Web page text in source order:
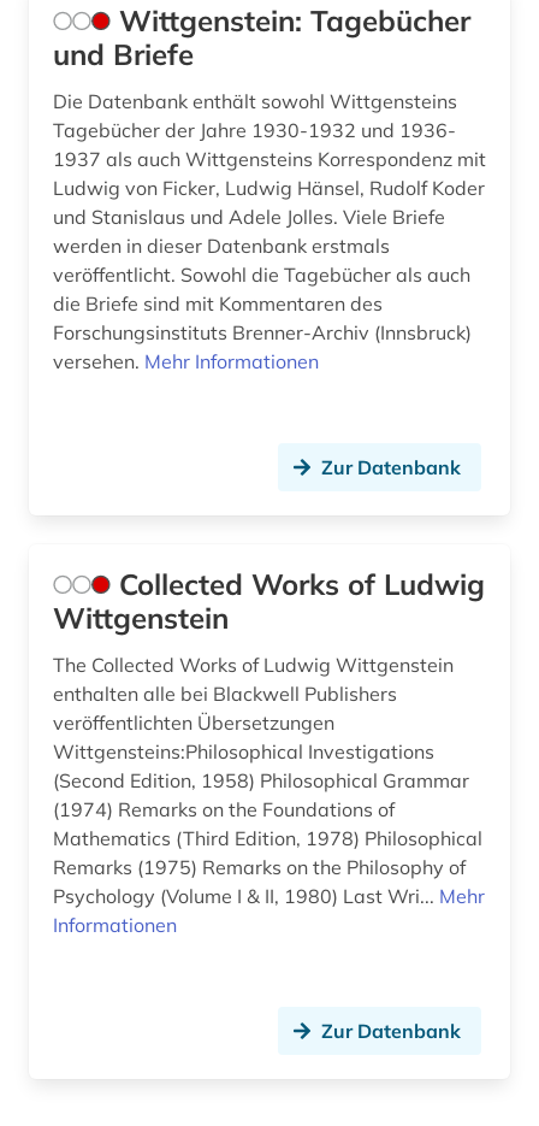
Wittgenstein: Tagebücher
und Briefe
Die Datenbank enthält sowohl Wittgensteins
Tagebücher der Jahre 1930-1932 und 1936-
1937 als auch Wittgensteins Korrespondenz mit
Ludwig von Ficker, Ludwig Hänsel, Rudolf Koder
und Stanislaus und Adele Jolles. Viele Briefe
werden in dieser Datenbank erstmals
veröffentlicht. Sowohl die Tagebücher als auch
die Briefe sind mit Kommentaren des
Forschungsinstituts Brenner-Archiv (Innsbruck)
versehen. Mehr Informationen
Zur Datenbank
Collected Works of Ludwig
Wittgenstein
The Collected Works of Ludwig Wittgenstein
enthalten alle bei Blackwell Publishers
veröffentlichten Übersetzungen
Wittgensteins:Philosophical Investigations
(Second Edition, 1958) Philosophical Grammar
(1974) Remarks on the Foundations of
Mathematics (Third Edition, 1978) Philosophical
Remarks (1975) Remarks on the Philosophy of
Psychology (Volume I & II, 1980) Last Wri... Mehr
Informationen
Zur Datenbank